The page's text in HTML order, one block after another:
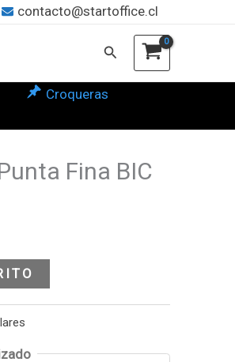
contacto@startoffice.cl
Buscar
Croqueras
Fina BIC